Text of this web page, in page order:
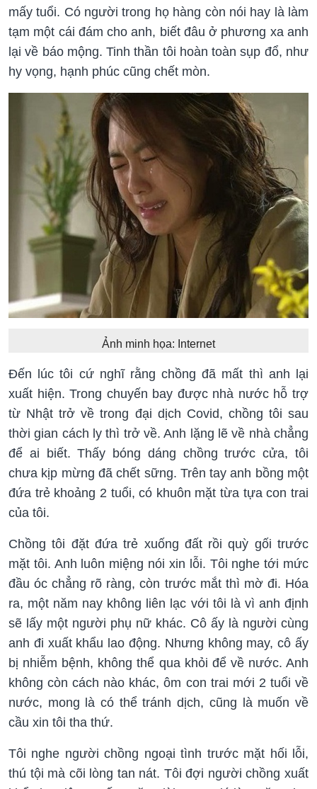
mấy tuổi. Có người trong họ hàng còn nói hay là làm
tạm một cái đám cho anh, biết đâu ở phương xa anh
lại về báo mộng. Tinh thần tôi hoàn toàn sụp đổ, như
hy vọng, hạnh phúc cũng chết mòn.
Ảnh minh họa: Internet
Đến lúc tôi cứ nghĩ rằng chồng đã mất thì anh lại
xuất hiện. Trong chuyến bay được nhà nước hỗ trợ
từ Nhật trở về trong đại dịch Covid, chồng tôi sau
thời gian cách ly thì trở về. Anh lặng lẽ về nhà chẳng
để ai biết. Thấy bóng dáng chồng trước cửa, tôi
chưa kịp mừng đã chết sững. Trên tay anh bồng một
đứa trẻ khoảng 2 tuổi, có khuôn mặt từa tựa con trai
của tôi.
Chồng tôi đặt đứa trẻ xuống đất rồi quỳ gối trước
mặt tôi. Anh luôn miệng nói xin lỗi. Tôi nghe tới mức
đầu óc chẳng rõ ràng, còn trước mắt thì mờ đi. Hóa
ra, một năm nay không liên lạc với tôi là vì anh định
sẽ lấy một người phụ nữ khác. Cô ấy là người cùng
anh đi xuất khẩu lao động. Nhưng không may, cô ấy
bị nhiễm bệnh, không thể qua khỏi để về nước. Anh
không còn cách nào khác, ôm con trai mới 2 tuổi về
nước, mong là có thể tránh dịch, cũng là muốn về
cầu xin tôi tha thứ.
Tôi nghe người chồng ngoại tình trước mặt hối lỗi,
thú tội mà cõi lòng tan nát. Tôi đợi người chồng xuất